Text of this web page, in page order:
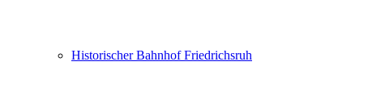
Historischer Bahnhof Friedrichsruh